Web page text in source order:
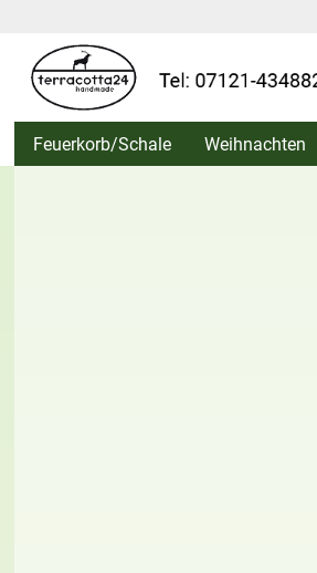
Feuerkorb/Schale Weihnachten